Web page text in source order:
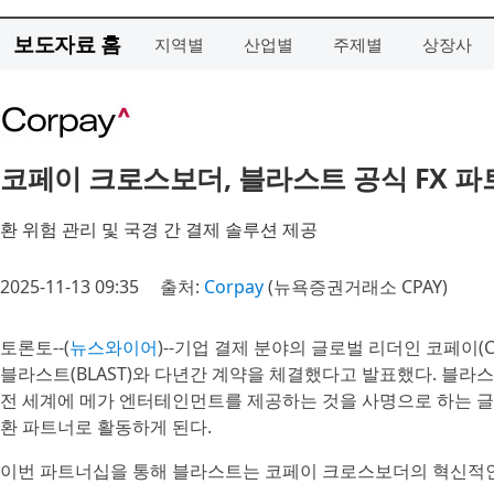
보도자료 홈 지역별 산업별 주제별 상장사
코페이 크로스보더, 블라스트 공식 FX 파
환 위험 관리 및 국경 간 결제 솔루션 제공
2025-11-13 09:35 출처: Corpay(뉴욕증권거래소 CPAY)
토론토--(뉴스와이어)--기업 결제 분야의 글로벌 리더인 코페이
블라스트(BLAST)와 다년간 계약을 체결했다고 발표했다. 블
전 세계에 메가 엔터테인먼트를 제공하는 것을 사명으로 하는
환 파트너로 활동하게 된다.
이번 파트너십을 통해 블라스트는 코페이 크로스보더의 혁신